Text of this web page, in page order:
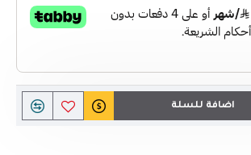
اضافة للسلة